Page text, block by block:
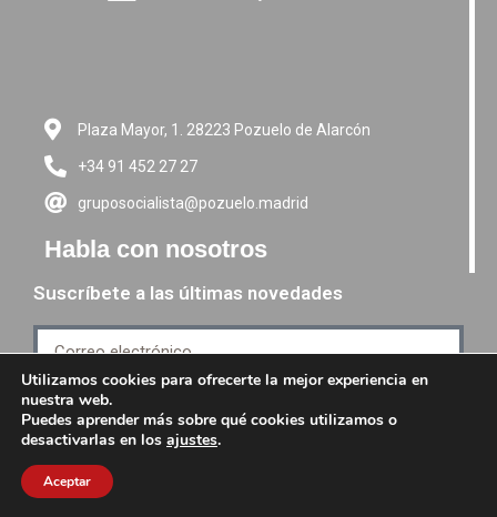
Plaza Mayor, 1. 28223 Pozuelo de Alarcón
+34 91 452 27 27
gruposocialista@pozuelo.madrid
Habla con nosotros
Suscríbete a las últimas novedades
Suscríbete
PSM grupo Socialista -
Utilizamos cookies para ofrecerte la mejor experiencia en
nuestra web.
Puedes aprender más sobre qué cookies utilizamos o
desactivarlas en los ajustes.
Aceptar